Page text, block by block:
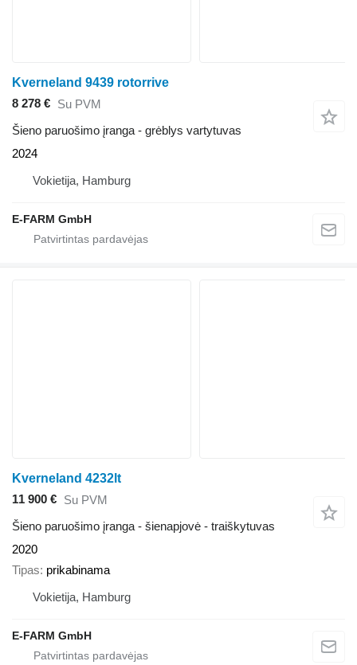
Kverneland 9439 rotorrive
8 278 € Su PVM
Šieno paruošimo įranga - grėblys vartytuvas
2024
Vokietija, Hamburg
E-FARM GmbH
Kverneland 4232lt
11 900 € Su PVM
Šieno paruošimo įranga - šienapjovė - traiškytuvas
2020
Tipas prikabinama
Vokietija, Hamburg
E-FARM GmbH